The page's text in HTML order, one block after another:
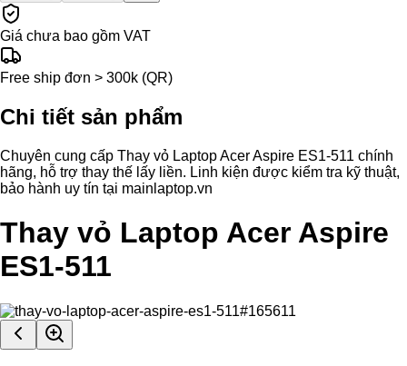
Giá chưa bao gồm VAT
Free ship đơn > 300k (QR)
Chi tiết sản phẩm
Chuyên cung cấp Thay vỏ Laptop Acer Aspire ES1-511 chính
hãng, hỗ trợ thay thế lấy liền. Linh kiện được kiểm tra kỹ thuật,
bảo hành uy tín tại mainlaptop.vn
Thay vỏ Laptop Acer Aspire
ES1-511